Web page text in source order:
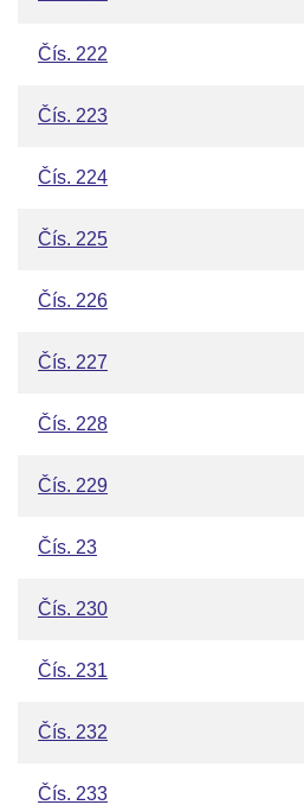
Čís. 222
Čís. 223
Čís. 224
Čís. 225
Čís. 226
Čís. 227
Čís. 228
Čís. 229
Čís. 23
Čís. 230
Čís. 231
Čís. 232
Čís. 233